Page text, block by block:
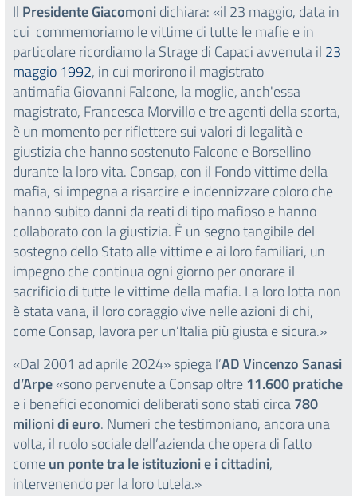
Il Presidente Giacomonidichiara: «il 23 maggio, data in
cui commemoriamo le vittime di tutte le mafie e in
particolare ricordiamo la Strage di Capaci avvenuta il 23
maggio 1992, in cui morirono il magistrato
antimafia Giovanni Falcone, la moglie, anch'essa
magistrato, Francesca Morvillo e tre agenti della scorta,
è un momento per riflettere sui valori di legalità e
giustizia che hanno sostenuto Falcone e Borsellino
durante la loro vita. Consap, con il Fondo vittime della
mafia, si impegna a risarcire e indennizzare coloro che
hanno subito danni da reati di tipo mafioso e hanno
collaborato con la giustizia. È un segno tangibile del
sostegno dello Stato alle vittime e ai loro familiari, un
impegno che continua ogni giorno per onorare il
sacrificio di tutte le vittime della mafia. La loro lotta non
è stata vana, il loro coraggio vive nelle azioni di chi,
come Consap, lavora per un’Italia più giusta e sicura.»
«Dal 2001 ad aprile 2024» spiega l’AD Vincenzo Sanasi
d’Arpe«sono pervenute a Consap oltre11.600 pratiche
e i benefici economici deliberati sono stati circa780
milioni di euro. Numeri che testimoniano, ancora una
volta, il ruolo sociale dell’azienda che opera di fatto
comeun ponte tra le istituzioni e i cittadini,
intervenendo per la loro tutela.»